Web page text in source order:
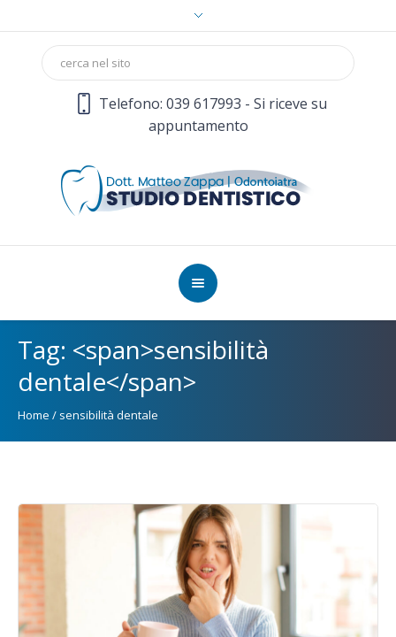
Telefono: 039 617993 - Si riceve su
appuntamento
Tag: <span>sensibilità
dentale</span>
Home / sensibilità dentale